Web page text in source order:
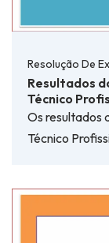
Resolução De
Resultados
Técnico
Os resultados
Técnico